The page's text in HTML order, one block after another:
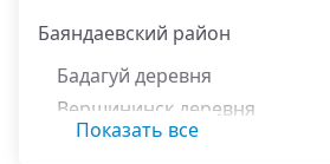
Баяндаевский район
Бадагуй деревня
Вершининск деревня
Еленинск деревня
Показать все